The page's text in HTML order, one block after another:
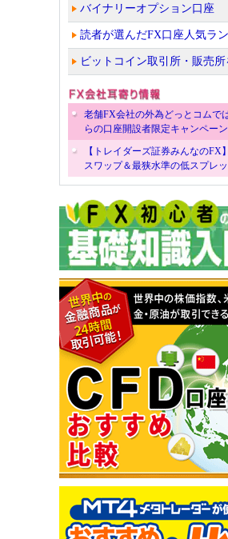
バイナリーオプション口座
読者が選んだFX口座人気ラン
ビットコイン取引所・販売所
老舗FX会社の外為どっとコムで
らの口座開設者限定キャンペーン
【トレイダーズ証券みんなのFX
スワップ＆最狭水準の低スプレッ